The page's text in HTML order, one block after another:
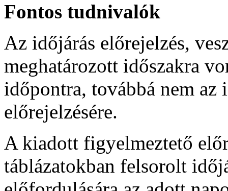
Fontos tudnivalók
Az időjárás előrejelzés,
meghatározott időszakra
időpontra, továbbá nem az
előrejelzésére.
A kiadott figyelmeztető
táblázatokban felsorolt